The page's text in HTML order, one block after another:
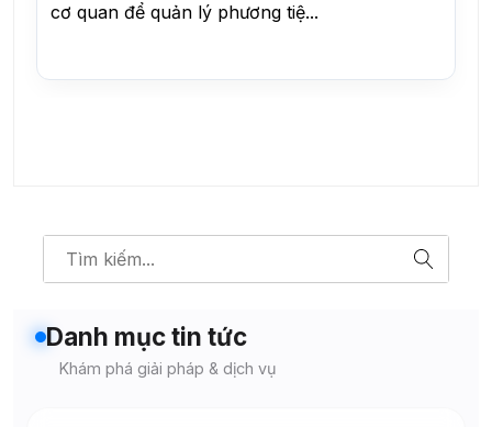
cơ quan để quản lý phương tiệ...
Danh mục tin tức
Khám phá giải pháp & dịch vụ